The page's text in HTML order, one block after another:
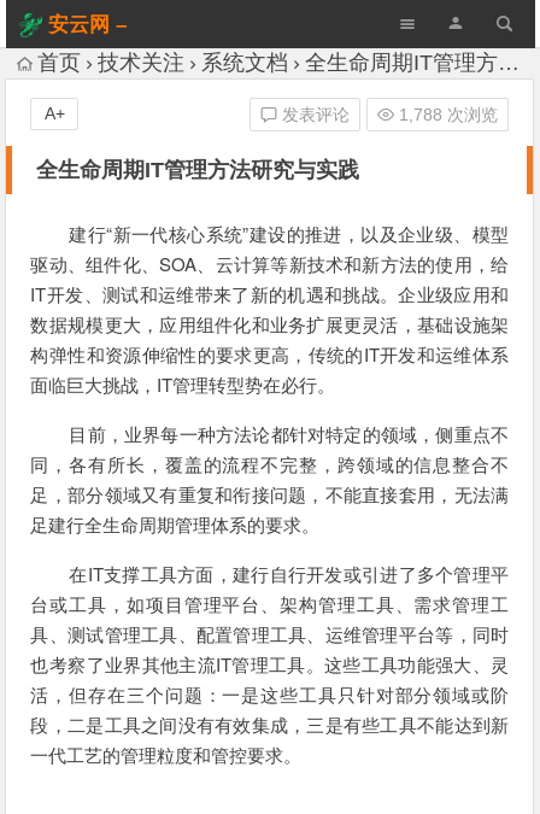
安云网 –
AnYun.ORG
首页 技术关注 系统文档 全生命周期IT管理方法研究与实践
全生命周期IT管理方法研究与实践
发表评论 1,788 次浏览
A+
建行“新一代核心系统”建设的推进，以及企业级、模型
驱动、组件化、SOA、云计算等新技术和新方法的使用，给
IT开发、测试和运维带来了新的机遇和挑战。企业级应用和
数据规模更大，应用组件化和业务扩展更灵活，基础设施架
构弹性和资源伸缩性的要求更高，传统的IT开发和运维体系
面临巨大挑战，IT管理转型势在必行。
目前，业界每一种方法论都针对特定的领域，侧重点不
同，各有所长，覆盖的流程不完整，跨领域的信息整合不
足，部分领域又有重复和衔接问题，不能直接套用，无法满
足建行全生命周期管理体系的要求。
在IT支撑工具方面，建行自行开发或引进了多个管理平
台或工具，如项目管理平台、架构管理工具、需求管理工
具、测试管理工具、配置管理工具、运维管理平台等，同时
也考察了业界其他主流IT管理工具。这些工具功能强大、灵
活，但存在三个问题：一是这些工具只针对部分领域或阶
段，二是工具之间没有有效集成，三是有些工具不能达到新
一代工艺的管理粒度和管控要求。